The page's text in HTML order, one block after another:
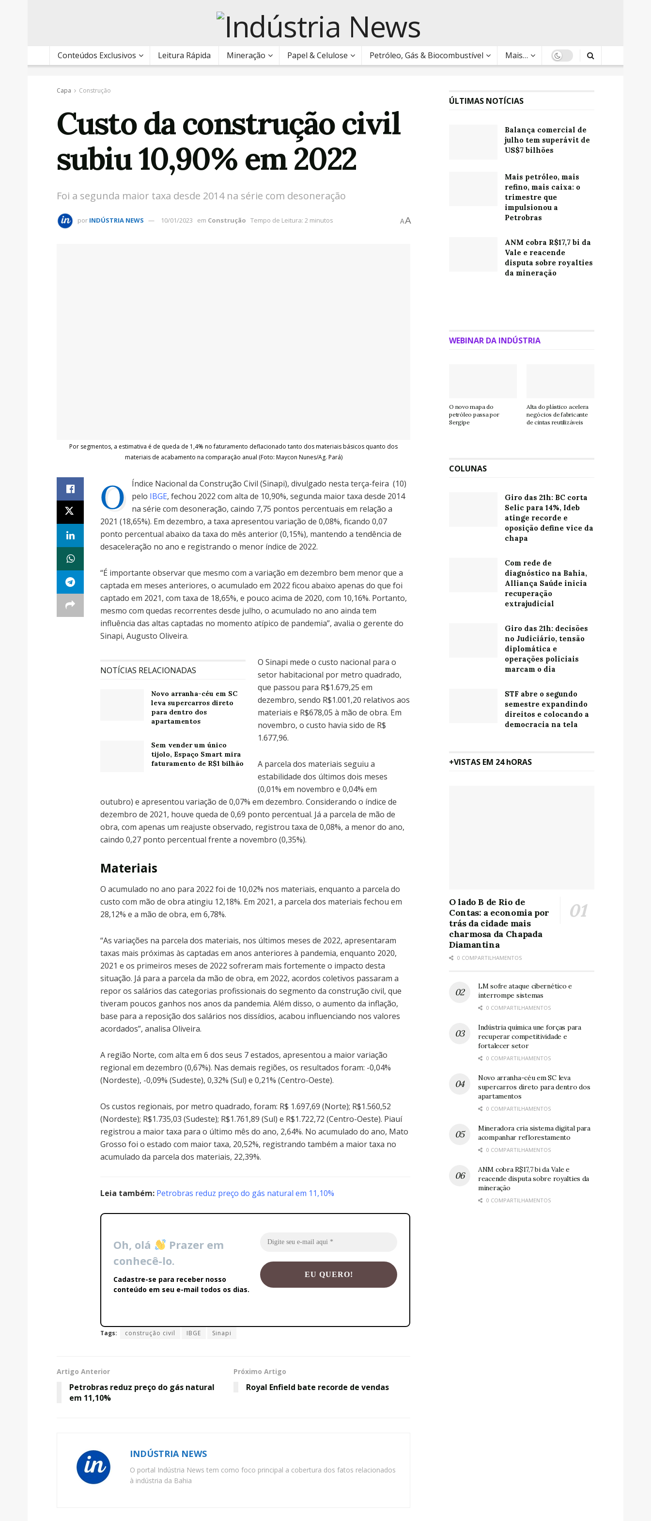
Conteúdos Exclusivos Leitura Rápida Mineração Papel & Celulose Petróleo, Gás & Biocombustível Mais…
Capa Construção
Custo da construção civil
subiu 10,90% em 2022
Foi a segunda maior taxa desde 2014 na série com desoneração
por INDÚSTRIA NEWS 10/01/2023 em Construção Tempo de Leitura: 2 minutos AA
Por segmentos, a estimativa é de queda de 1,4% no faturamento deflacionado tanto dos materiais básicos quanto dos
materiais de acabamento na comparação anual (Foto: Maycon Nunes/Ag. Pará)
O
Índice Nacional da Construção Civil (Sinapi), divulgado nesta terça-feira (10)
pelo IBGE, fechou 2022 com alta de 10,90%, segunda maior taxa desde 2014
na série com desoneração, caindo 7,75 pontos percentuais em relação a
2021 (18,65%). Em dezembro, a taxa apresentou variação de 0,08%, ficando 0,07
ponto percentual abaixo da taxa do mês anterior (0,15%), mantendo a tendência de
desaceleração no ano e registrando o menor índice de 2022.
“É importante observar que mesmo com a variação em dezembro bem menor que a
captada em meses anteriores, o acumulado em 2022 ficou abaixo apenas do que foi
captado em 2021, com taxa de 18,65%, e pouco acima de 2020, com 10,16%. Portanto,
mesmo com quedas recorrentes desde julho, o acumulado no ano ainda tem
influência das altas captadas no momento atípico de pandemia”, avalia o gerente do
Sinapi, Augusto Oliveira.
NOTÍCIAS RELACIONADAS
Novo arranha-céu em SC
leva supercarros direto
para dentro dos
apartamentos
Sem vender um único
tijolo, Espaço Smart mira
faturamento de R$1 bilhão
O Sinapi mede o custo nacional para o
setor habitacional por metro quadrado,
que passou para R$1.679,25 em
dezembro, sendo R$1.001,20 relativos aos
materiais e R$678,05 à mão de obra. Em
novembro, o custo havia sido de R$
1.677,96.
A parcela dos materiais seguiu a
estabilidade dos últimos dois meses
(0,01% em novembro e 0,04% em
outubro) e apresentou variação de 0,07% em dezembro. Considerando o índice de
dezembro de 2021, houve queda de 0,69 ponto percentual. Já a parcela de mão de
obra, com apenas um reajuste observado, registrou taxa de 0,08%, a menor do ano,
caindo 0,27 ponto percentual frente a novembro (0,35%).
Materiais
O acumulado no ano para 2022 foi de 10,02% nos materiais, enquanto a parcela do
custo com mão de obra atingiu 12,18%. Em 2021, a parcela dos materiais fechou em
28,12% e a mão de obra, em 6,78%.
“As variações na parcela dos materiais, nos últimos meses de 2022, apresentaram
taxas mais próximas às captadas em anos anteriores à pandemia, enquanto 2020,
2021 e os primeiros meses de 2022 sofreram mais fortemente o impacto desta
situação. Já para a parcela da mão de obra, em 2022, acordos coletivos passaram a
repor os salários das categorias profissionais do segmento da construção civil, que
tiveram poucos ganhos nos anos da pandemia. Além disso, o aumento da inflação,
base para a reposição dos salários nos dissídios, acabou influenciando nos valores
acordados”, analisa Oliveira.
A região Norte, com alta em 6 dos seus 7 estados, apresentou a maior variação
regional em dezembro (0,67%). Nas demais regiões, os resultados foram: -0,04%
(Nordeste), -0,09% (Sudeste), 0,32% (Sul) e 0,21% (Centro-Oeste).
Os custos regionais, por metro quadrado, foram: R$ 1.697,69 (Norte); R$1.560,52
(Nordeste); R$1.735,03 (Sudeste); R$1.761,89 (Sul) e R$1.722,72 (Centro-Oeste). Piauí
registrou a maior taxa para o último mês do ano, 2,64%. No acumulado do ano, Mato
Grosso foi o estado com maior taxa, 20,52%, registrando também a maior taxa no
acumulado da parcela dos materiais, 22,39%.
Leia também: Petrobras reduz preço do gás natural em 11,10%
Oh, olá
Prazer em
conhecê-lo.
Cadastre-se para receber nosso
conteúdo em seu e-mail todos os dias.
Tags: construção civil IBGE Sinapi
Artigo Anterior
Petrobras reduz preço do gás natural
em 11,10%
Próximo Artigo
Royal Enfield bate recorde de vendas
INDÚSTRIA NEWS
O portal Indústria News tem como foco principal a cobertura dos fatos relacionados
à indústria da Bahia
ÚLTIMAS NOTÍCIAS
Balança comercial de
julho tem superávit de
US$7 bilhões
Mais petróleo, mais
refino, mais caixa: o
trimestre que
impulsionou a
Petrobras
ANM cobra R$17,7 bi da
Vale e reacende
disputa sobre royalties
da mineração
WEBINAR DA INDÚSTRIA
O novo mapa do
petróleo passa por
Sergipe
Alta do plástico acelera
negócios de fabricante
de cintas reutilizáveis
COLUNAS
Giro das 21h: BC corta
Selic para 14%, Ideb
atinge recorde e
oposição define vice da
chapa
Com rede de
diagnóstico na Bahia,
Alliança Saúde inicia
recuperação
extrajudicial
Giro das 21h: decisões
no Judiciário, tensão
diplomática e
operações policiais
marcam o dia
STF abre o segundo
semestre expandindo
direitos e colocando a
democracia na tela
+VISTAS EM 24 hORAS
O lado B de Rio de
Contas: a economia por
trás da cidade mais
charmosa da Chapada
Diamantina
0 COMPARTILHAMENTOS
LM sofre ataque cibernético e
interrompe sistemas
0 COMPARTILHAMENTOS
Indústria química une forças para
recuperar competitividade e
fortalecer setor
0 COMPARTILHAMENTOS
Novo arranha-céu em SC leva
supercarros direto para dentro dos
apartamentos
0 COMPARTILHAMENTOS
Mineradora cria sistema digital para
acompanhar reflorestamento
0 COMPARTILHAMENTOS
ANM cobra R$17,7 bi da Vale e
reacende disputa sobre royalties da
mineração
0 COMPARTILHAMENTOS